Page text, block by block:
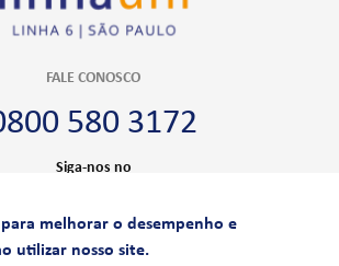
FALE CONOSCO
580 3172
Siga-nos no
melhorar o desempenho e
utilizar nosso site.